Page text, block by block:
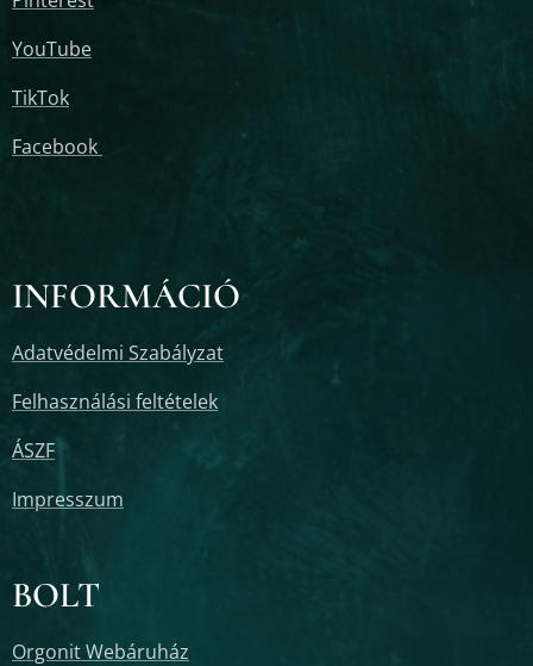
YouTube
TikTok
Facebook
INFORMÁCIÓ
Adatvédelmi Szabályzat
Felhasználási feltételek
ÁSZF
Impresszum
BOLT
Orgonit Webáruház